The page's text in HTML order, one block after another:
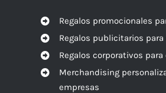
Regalos promocionales
Regalos publicitarios
Regalos corporativos
Merchandising
empresas